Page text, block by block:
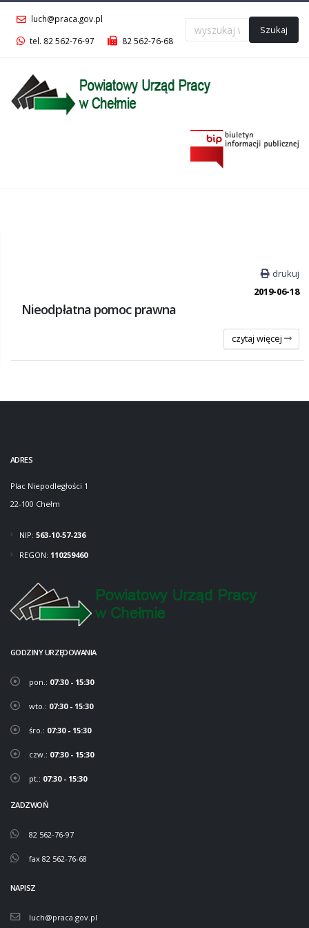
luch@praca.gov.pl
tel. 82 562-76-97
82 562-76-68
Szukaj
drukuj
2019-06-18
Nieodpłatna pomoc prawna
czytaj więcej
ADRES
Plac Niepodległości 1
22-100 Chełm
NIP: 563-10-57-236
REGON: 110259460
GODZINY URZĘDOWANIA
pon.: 07:30 - 15:30
wto.: 07:30 - 15:30
śro.: 07:30 - 15:30
czw.: 07:30 - 15:30
pt.: 07:30 - 15:30
ZADZWOŃ
82 562-76-97
fax 82 562-76-68
NAPISZ
luch@praca.gov.pl